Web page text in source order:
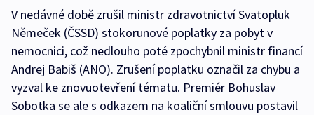
V nedávné době zrušil ministr zdravotnictví Svatopluk
Němeček (ČSSD) stokorunové poplatky za pobyt v
nemocnici, což nedlouho poté zpochybnil ministr financí
Andrej Babiš (ANO). Zrušení poplatku označil za chybu a
vyzval ke znovuotevření tématu. Premiér Bohuslav
Sobotka se ale s odkazem na koaliční smlouvu postavil